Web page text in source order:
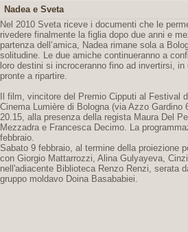
Nadea e Sveta
Nel 2010 Sveta riceve i documenti che le
rivedere finalmente la figlia dopo due anni e
partenza dell’amica, Nadea rimane sola a
solitudine. Le due amiche continueranno a
loro destini si incroceranno fino ad invertirsi,
pronte a ripartire.
Il film, vincitore del Premio Cipputi al Festival
Cinema Lumière di Bologna (via Azzo Gardino
20.15, alla presenza della regista Maura Del
Mezzadra e Francesca Decimo. La
febbraio.
Sabato 9 febbraio, al termine della proiezione
con Giorgio Mattarrozzi, Alina Gulyayeva,
nell'adiacente Biblioteca Renzo Renzi, serata
gruppo moldavo Doina Basababiei.